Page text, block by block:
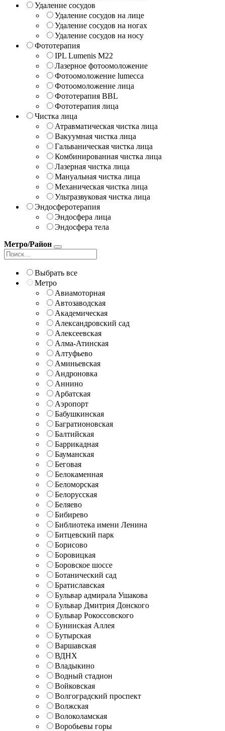
Удаление сосудов
Удаление сосудов на лице
Удаление сосудов на ногах
Удаление сосудов на носу
Фототерапия
IPL Lumenis M22
Лазерное фотоомоложение
Фотоомоложение lumecca
Фотоомоложение лица
Фототерапия BBL
Фототерапия лица
Чистка лица
Атравматическая чистка лица
Вакуумная чистка лица
Гальваническая чистка лица
Комбинированная чистка лица
Лазерная чистка лица
Мануальная чистка лица
Механическая чистка лица
Ультразвуковая чистка лица
Эндосферотерапия
Эндосфера лица
Эндосфера тела
Метро/Район
Выбрать все
Метро
Авиамоторная
Автозаводская
Академическая
Александровский сад
Алексеевская
Алма-Атинская
Алтуфьево
Аминьевская
Андроновка
Аннино
Арбатская
Аэропорт
Бабушкинская
Багратионовская
Балтийская
Баррикадная
Бауманская
Беговая
Белокаменная
Беломорская
Белорусская
Беляево
Бибирево
Библиотека имени Ленина
Битцевский парк
Борисово
Боровицкая
Боровское шоссе
Ботанический сад
Братиславская
Бульвар адмирала Ушакова
Бульвар Дмитрия Донского
Бульвар Рокоссовского
Бунинская Аллея
Бутырская
Варшавская
ВДНХ
Владыкино
Водный стадион
Войковская
Волгоградский проспект
Волжская
Волоколамская
Воробьевы горы